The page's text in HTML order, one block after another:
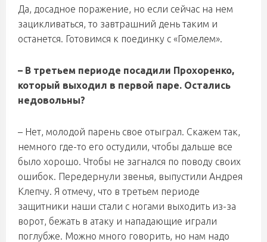
Да, досадное поражение, но если сейчас на нем
зацикливаться, то завтрашний день таким и
останется. Готовимся к поединку с «Гомелем».
– В третьем периоде посадили Прохоренко,
который выходил в первой паре. Остались
недовольны?
– Нет, молодой парень свое отыграл. Скажем так,
немного где-то его остудили, чтобы дальше все
было хорошо. Чтобы не загнался по поводу своих
ошибок. Передернули звенья, выпустили Андрея
Клепчу. Я отмечу, что в третьем периоде
защитники наши стали с ногами выходить из-за
ворот, бежать в атаку и нападающие играли
поглубже. Можно много говорить, но нам надо